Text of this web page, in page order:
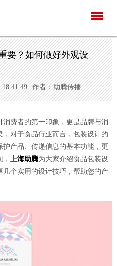
要？如何做好外观设
作者：助腾传播
费者的第一印象，更是品牌与消
对于食品行业而言，包装设计的
产品、传递信息的基本功能，更
上海助腾为大家介绍食品包装设
个实用的设计技巧，帮助您的产